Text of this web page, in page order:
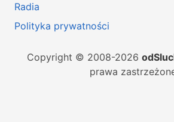
Radia
Polityka prywatności
Copyright © 2008-2026
prawa